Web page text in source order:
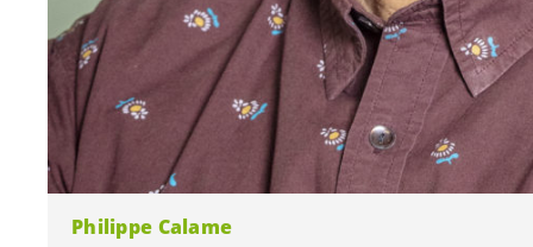
Philippe Calame